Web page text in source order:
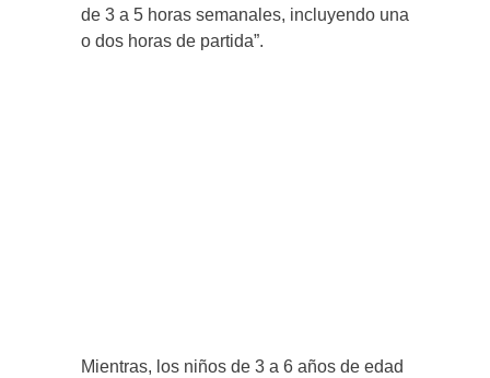
de 3 a 5 horas semanales, incluyendo una
o dos horas de partida”.
Mientras, los niños de 3 a 6 años de edad